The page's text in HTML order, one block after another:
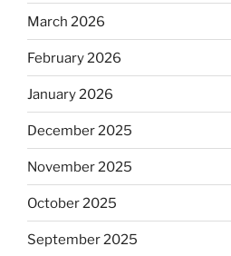
March 2026
February 2026
January 2026
December 2025
November 2025
October 2025
September 2025